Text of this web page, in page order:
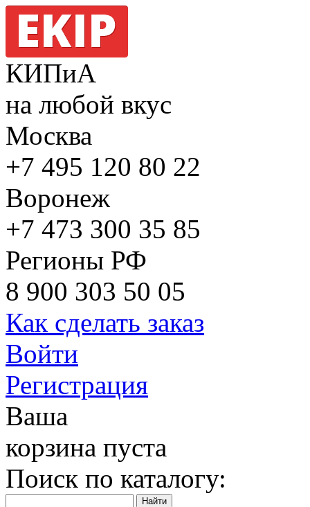
КИПиА
на любой вкус
Москва
+7 495 120 80 22
Воронеж
+7 473 300 35 85
Регионы РФ
8 900 303 50 05
Как сделать заказ
Войти
Регистрация
Ваша
корзина пуста
Поиск по каталогу: